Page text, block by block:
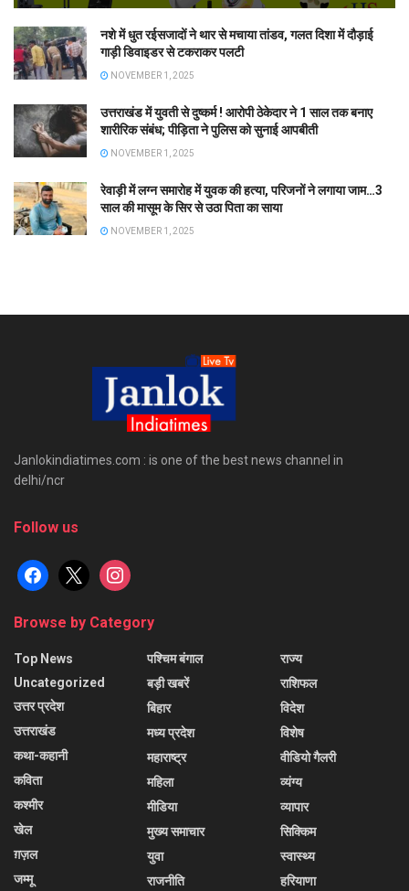
नशे में धुत रईसजादों ने थार से मचाया तांडव, गलत दिशा में दौड़ाई
गाड़ी डिवाइडर से टकराकर पलटी
NOVEMBER 1, 2025
उत्तराखंड में युवती से दुष्कर्म ! आरोपी ठेकेदार ने 1 साल तक बनाए
शारीरिक संबंध; पीड़िता ने पुलिस को सुनाई आपबीती
NOVEMBER 1, 2025
रेवाड़ी में लग्न समारोह में युवक की हत्या, परिजनों ने लगाया जाम…3
साल की मासूम के सिर से उठा पिता का साया
NOVEMBER 1, 2025
Janlokindiatimes.com : is one of the best news channel in
delhi/ncr
Follow us
facebook
x instagram
Browse by Category
Top News
Uncategorized
उत्तर प्रदेश
उत्तराखंड
कथा-कहानी
कविता
कश्मीर
खेल
ग़ज़ल
जम्मू
पश्चिम बंगाल
बड़ी खबरें
बिहार
मध्य प्रदेश
महाराष्ट्र
महिला
मीडिया
मुख्य समाचार
युवा
राजनीति
राज्य
राशिफल
विदेश
विशेष
वीडियो गैलरी
व्यंग्य
व्यापार
सिक्किम
स्वास्थ्य
हरियाणा